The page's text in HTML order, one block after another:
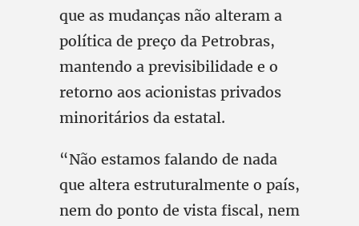
que as mudanças não alteram a
política de preço da Petrobras,
mantendo a previsibilidade e o
retorno aos acionistas privados
minoritários da estatal.
“Não estamos falando de nada
que altera estruturalmente o país,
nem do ponto de vista fiscal, nem